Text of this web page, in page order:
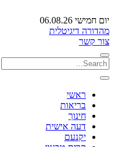
יום חמישי 06.08.26
מהדורה דיגיטלית
צור קשר
ראשי
בריאות
חינוך
דעה אישית
יקנעם